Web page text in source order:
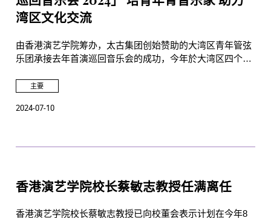
湾区文化交流
由香港演艺学院筹办，太古集团创始赞助的大湾区青年管弦
乐团承接去年首演巡回音乐会的成功，今年於大湾区四个城
情》，继续推动大湾区艺术文化交流及人才发展，汇聚来自
行为期11天的培训，及参与四场巡回音乐会。
主要
2024-07-10
香港演艺学院校长蔡敏志教授任满离任
香港演艺学院校长蔡敏志教授已向校董会表示计划在今年8